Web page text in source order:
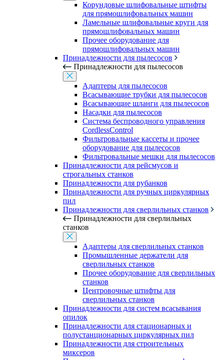
Корундовые шлифовальные штифты
для прямошлифовальных машин
Ламельные шлифовальные круги для
прямошлифовальных машин
Прочее оборудование для
прямошлифовальных машин
Принадлежности для пылесосов
Принадлежности для пылесосов
Адаптеры для пылесосов
Всасывающие трубки для пылесосов
Всасывающие шланги для пылесосов
Насадки для пылесосов
Система беспроводного управления
CordlessControl
Фильтровальные кассеты и прочее
оборудование для пылесосов
Фильтровальные мешки для пылесосов
Принадлежности для рейсмусов и
строгальных станков
Принадлежности для рубанков
Принадлежности для ручных циркулярных
пил
Принадлежности для сверлильных станков
Принадлежности для сверлильных
станков
Адаптеры для сверлильных станков
Промышленные держатели для
сверлильных станков
Прочее оборудование для сверлильных
станков
Центровочные штифты для
сверлильных станков
Принадлежности для систем всасывания
опилок
Принадлежности для стационарных и
полустанционарных циркулярных пил
Принадлежности для строительных
миксеров